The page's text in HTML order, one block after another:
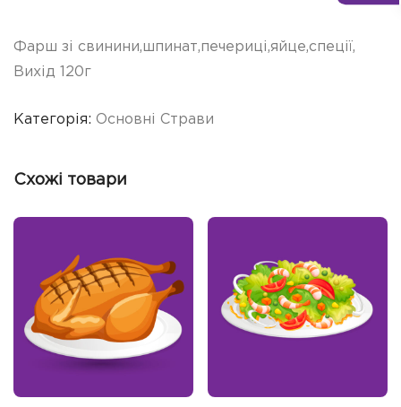
Фарш зі свинини,шпинат,печериці,яйце,спеції,
Вихід 120г
Категорія: Основні Страви
Схожі товари